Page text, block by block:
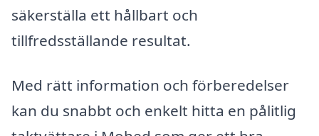
säkerställa ett hållbart och
tillfredsställande resultat.
Med rätt information och förberedelser
kan du snabbt och enkelt hitta en pålitlig